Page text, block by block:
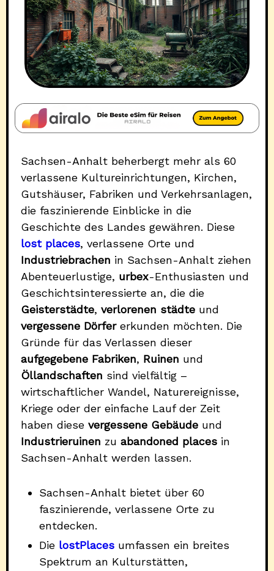
Sachsen-Anhalt beherbergt mehr als 60
verlassene Kultureinrichtungen, Kirchen,
Gutshäuser, Fabriken und Verkehrsanlagen,
die faszinierende Einblicke in die
Geschichte des Landes gewähren. Diese
lost places, verlassene Orte und
Industriebrachen in Sachsen-Anhalt ziehen
Abenteuerlustige, urbex-Enthusiasten und
Geschichtsinteressierte an, die die
Geisterstädte, verlorenen städte und
vergessene Dörfererkunden möchten. Die
Gründe für das Verlassen dieser
aufgegebene Fabriken, Ruinen und
Öllandschaften sind vielfältig –
wirtschaftlicher Wandel, Naturereignisse,
Kriege oder der einfache Lauf der Zeit
haben diese vergessene Gebäude und
Industrieruinen zu abandoned places in
Sachsen-Anhalt werden lassen.
Sachsen-Anhalt bietet über 60
faszinierende, verlassene Orte zu
entdecken.
Die lostPlaces umfassen ein breites
Spektrum an Kulturstätten,